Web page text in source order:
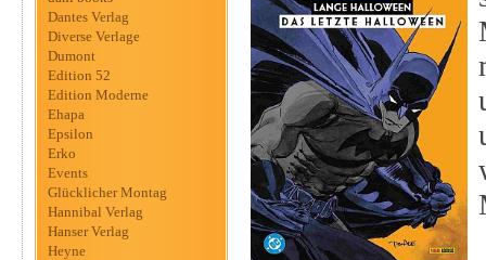
Dantes Verlag
Diverse Verlage
Dumont
Edition 52
Edition Moderne
Ehapa
Epsilon
Erko
Events
Glücklicher Montag
Hannibal Verlag
Hanser Verlag
Heyne